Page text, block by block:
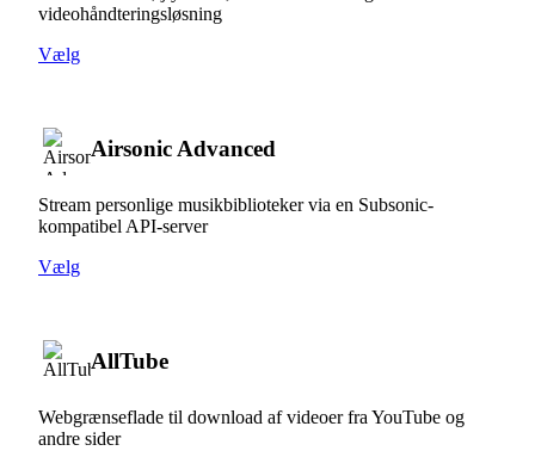
videohåndteringsløsning
Vælg
Airsonic Advanced
Stream personlige musikbiblioteker via en Subsonic-
kompatibel API-server
Vælg
AllTube
Webgrænseflade til download af videoer fra YouTube og
andre sider